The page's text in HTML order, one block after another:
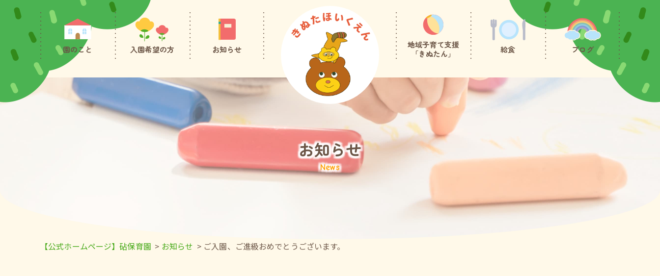
園のこと 入園希望の方 お知らせ
地域子育て支援
「きぬたん」
給食 ブログ
お知らせ
News
【公式ホームページ】砧保育園 > お知らせ > ご入園、ご進級おめでとうございます。